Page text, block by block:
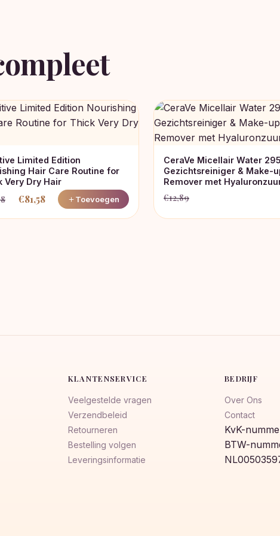
Limited Edition
Hair Care Routine for
Very Dry Hair
€81,58 Toevoegen
CeraVe Micellair Water
Gezichtsreiniger & Make-
Remover met
€12,89
Oorspronkelijke
prijs
Huidige
prijs
KLANTENSERVICE
Veelgestelde vragen
Verzendbeleid
Retourneren
Bestelling volgen
Leveringsinformatie
BEDRIJF
Over Ons
Contact
KvK-
BTW-